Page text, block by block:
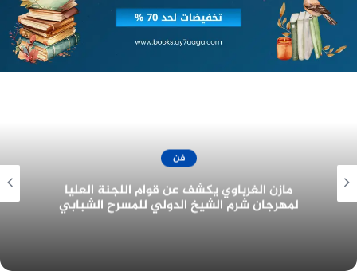
منصة وساطة لبيع العقارات مجانا
فن
جزيرة غمام يحتل نصيب الأسد من جوائز مهرجان
القاهرة للدراما في دورته الأولى ٢٠٢٢